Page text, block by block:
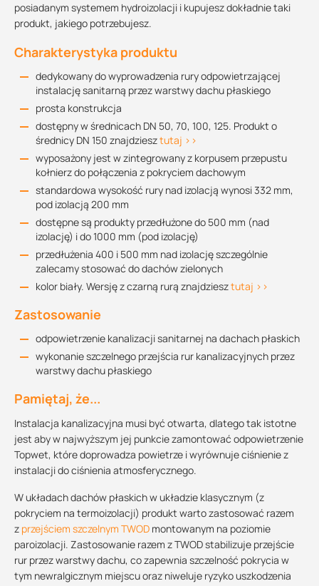
posiadanym systemem hydroizolacji i kupujesz dokładnie taki
produkt, jakiego potrzebujesz.
Charakterystyka produktu
dedykowany do wyprowadzenia rury odpowietrzającej
instalację sanitarną przez warstwy dachu płaskiego
prosta konstrukcja
dostępny w średnicach DN 50, 70, 100, 125. Produkt o
średnicy DN 150 znajdziesztutaj >>
wyposażony jest w zintegrowany z korpusem przepustu
kołnierz do połączenia z pokryciem dachowym
standardowa wysokość rury nad izolacją wynosi 332 mm,
pod izolacją 200 mm
dostępne są produkty przedłużone do 500 mm (nad
izolację) i do 1000 mm (pod izolację)
przedłużenia 400 i 500 mm nad izolację szczególnie
zalecamy stosować do dachów zielonych
kolor biały. Wersję z czarną rurą znajdziesztutaj >>
Zastosowanie
odpowietrzenie kanalizacji sanitarnej na dachach płaskich
wykonanie szczelnego przejścia rur kanalizacyjnych przez
warstwy dachu płaskiego
Pamiętaj, że...
Instalacja kanalizacyjna musi być otwarta, dlatego tak istotne
jest aby w najwyższym jej punkcie zamontować odpowietrzenie
Topwet, które doprowadza powietrze i wyrównuje ciśnienie z
instalacji do ciśnienia atmosferycznego.
W układach dachów płaskich w układzie klasycznym (z
pokryciem na termoizolacji) produkt warto zastosować razem
z przejściem szczelnym TWOD montowanym na poziomie
paroizolacji. Zastosowanie razem z TWOD stabilizuje przejście
rur przez warstwy dachu, co zapewnia szczelność pokrycia w
tym newralgicznym miejscu oraz niweluje ryzyko uszkodzenia